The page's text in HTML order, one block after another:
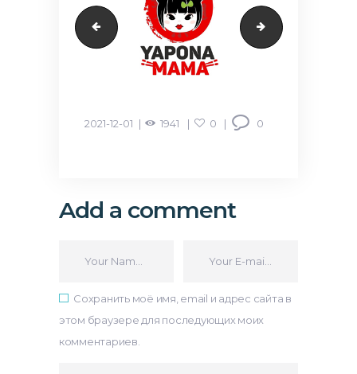
Korzinka KengMakon
2021-12-01 1941 0 0
Add a comment
Сохранить моё имя, email и адрес сайта в
этом браузере для последующих моих
комментариев.